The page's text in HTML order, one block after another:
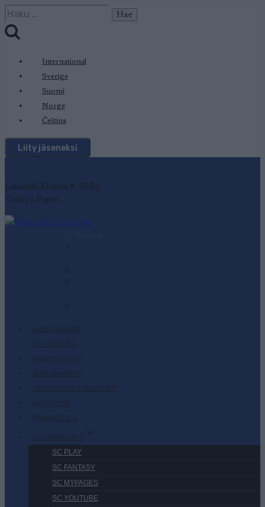
Siirry
sisältöön
Haku:
International
Sverige
Suomi
Norge
Čeština
Liity jäseneksi
Lauantai, Elokuu 8, 2026
Today's Paper
1
-
0
2
-
0
JÄSENSISÄLTÖ
SKI CLASSICS
MAASTOHIIHTO
AMPUMAHIIHTO
TAPAHTUMAT & TULOKSET
VARUSTEET
HARJOITTELU
SC COMMUNITY
SC PLAY
SC FANTASY
SC MYPAGES
SC YOUTUBE